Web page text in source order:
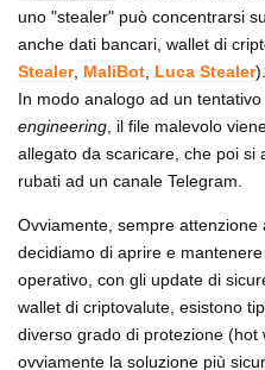
uno "stealer" può concentrarsi
anche dati bancari, wallet di
Stealer, MaliBot Luca Stealer).
In modo analogo ad un
engineering , il file malevolo
allegato da scaricare, che poi si
rubati ad un canale Telegram.
Ovviamente, sempre
decidiamo di aprire e
operativo, con gli update di
wallet di criptovalute, esistono
diverso grado di protezione (hot
ovviamente la soluzione più